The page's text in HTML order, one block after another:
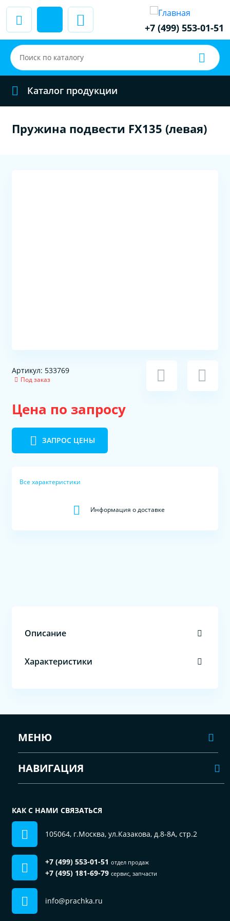
+7 (499) 553-01-51
Каталог продукции
Пружина подвести FX135 (левая)
Артикул: 533769
Под заказ
Цена по запросу
ЗАПРОС ЦЕНЫ
Все характеристики
Информация о доставке
Описание
Характеристики
МЕНЮ
НАВИГАЦИЯ
КАК С НАМИ СВЯЗАТЬСЯ
105064, г.Москва, ул.Казакова, д.8-8А, стр.2
+7 (499) 553-01-51 отдел продаж
+7 (495) 181-69-79 сервис, запчасти
info@prachka.ru